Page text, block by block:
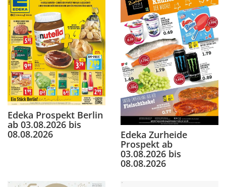
Edeka Prospekt Berlin
ab 03.08.2026 bis
08.08.2026 Edeka Zurheide
Prospekt ab
03.08.2026 bis
08.08.2026